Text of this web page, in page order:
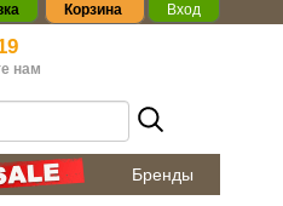
Корзина Вход
нам
Бренды